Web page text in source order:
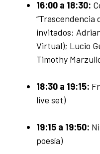
16:00 a 18:30:
“Trascendencia
invitados:
Virtual); Lucio
Timothy
18:30 a 19:15:
live set)
19:15 a 19:50:
poesía)